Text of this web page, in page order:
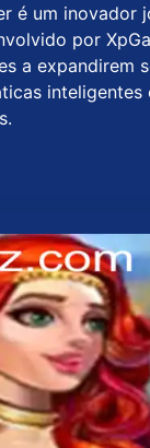
é um inovador
por
a expandirem
inteligentes